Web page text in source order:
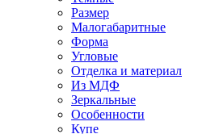
Размер
Малогабаритные
Форма
Угловые
Отделка и материал
Из МДФ
Зеркальные
Особенности
Купе